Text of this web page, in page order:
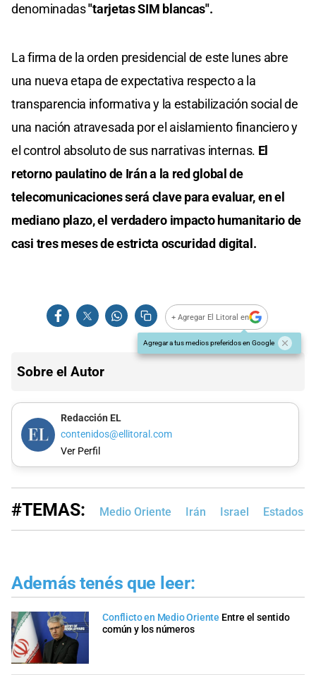
denominadas"tarjetas SIM blancas".
La firma de la orden presidencial de este lunes abre
una nueva etapa de expectativa respecto a la
transparencia informativa y la estabilización social de
una nación atravesada por el aislamiento financiero y
el control absoluto de sus narrativas internas. El
retorno paulatino de Irán a la red global de
telecomunicaciones será clave para evaluar, en el
mediano plazo, el verdadero impacto humanitario de
casi tres meses de estricta oscuridad digital.
+ Agregar El Litoral en
Agregar a tus medios preferidos en Google
Sobre el Autor
Redacción EL
contenidos@ellitoral.com
Ver Perfil
#TEMAS: Medio Oriente Irán Israel Estados
Además tenés que leer:
Conflicto en Medio Oriente Entre el sentido
común y los números